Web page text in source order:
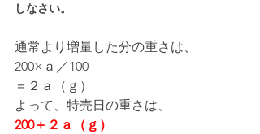
しなさい。
通常より増量した分の重さは、
200×ａ／100
＝２ａ（ｇ）
よって、特売日の重さは、
200＋２ａ（ｇ）